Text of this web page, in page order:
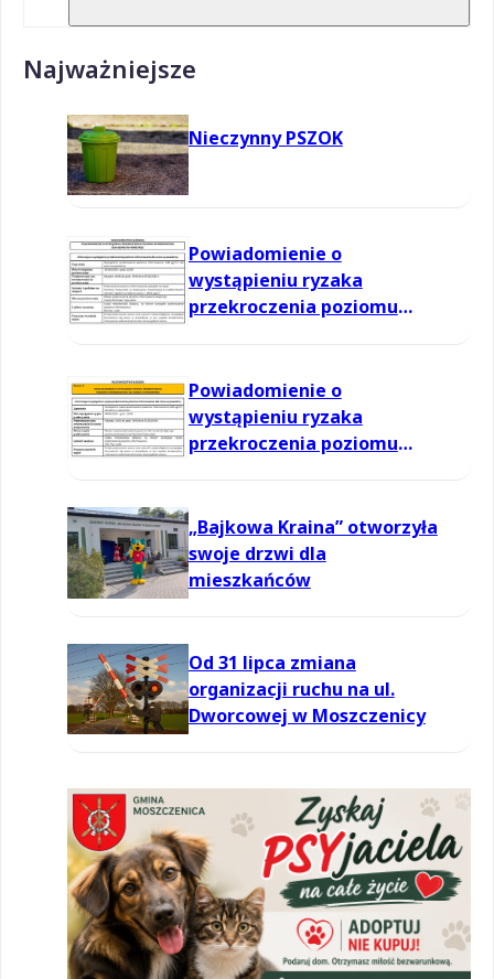
Najważniejsze
Nieczynny PSZOK
Powiadomienie o
wystąpieniu ryzaka
przekroczenia poziomu
Powiadomienie o
wystąpieniu ryzaka
przekroczenia poziomu
„Bajkowa Kraina” otworzyła
swoje drzwi dla
mieszkańców
Od 31 lipca zmiana
organizacji ruchu na ul.
Dworcowej w Moszczenicy